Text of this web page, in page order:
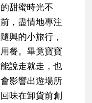
甜蜜時光不
，盡情地專注
興的小旅行，
餐。畢竟寶寶
說走就走，也
影響出遊場所
味在卸貨前創